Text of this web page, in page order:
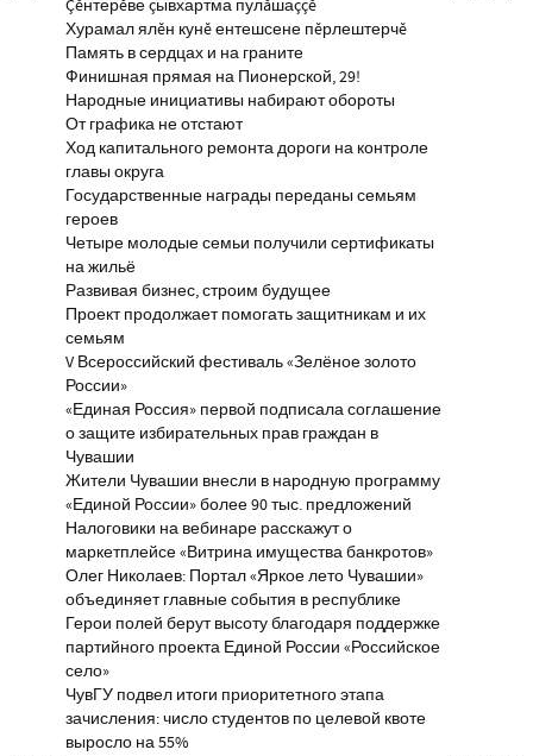
Çĕнтерĕве çывхартма пулăшаççĕ
Хурамал ялĕн кунĕ ентешсене пĕрлештерчĕ
Память в сердцах и на граните
Финишная прямая на Пионерской, 29!
Народные инициативы набирают обороты
От графика не отстают
Ход капитального ремонта дороги на контроле
главы округа
Государственные награды переданы семьям
героев
Четыре молодые семьи получили сертификаты
на жильё
Развивая бизнес, строим будущее
Проект продолжает помогать защитникам и их
семьям
V Всероссийский фестиваль «Зелёное золото
России»
«Единая Россия» первой подписала соглашение
о защите избирательных прав граждан в
Чувашии
Жители Чувашии внесли в народную программу
«Единой России» более 90 тыс. предложений
Налоговики на вебинаре расскажут о
маркетплейсе «Витрина имущества банкротов»
Олег Николаев: Портал «Яркое лето Чувашии»
объединяет главные события в республике
Герои полей берут высоту благодаря поддержке
партийного проекта Единой России «Российское
село»
ЧувГУ подвел итоги приоритетного этапа
зачисления: число студентов по целевой квоте
выросло на 55%